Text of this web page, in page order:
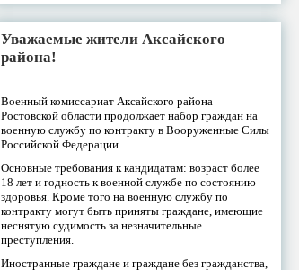
Уважаемые жители Аксайского
района!
Военный комиссариат Аксайского района
Ростовской области продолжает набор граждан на
военную службу по контракту в Вооруженные Силы
Российской Федерации.
Основные требования к кандидатам: возраст более
18 лет и годность к военной службе по состоянию
здоровья. Кроме того на военную службу по
контракту могут быть приняты граждане, имеющие
неснятую судимость за незначительные
преступления.
Иностранные граждане и граждане без гражданства,